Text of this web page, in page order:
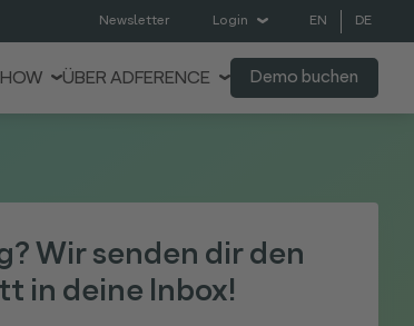
Newsletter Login EN DE
ÜBER ADFERENCE Demo buchen
Wir senden dir den
in deine Inbox!